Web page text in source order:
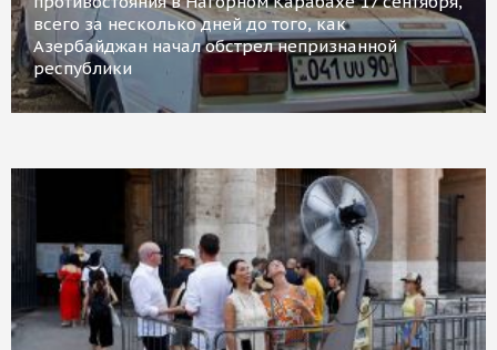
всего за несколько дней до того, как
Азербайджан начал обстрел непризнанной
республики